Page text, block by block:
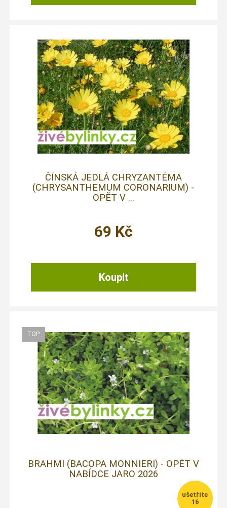
ČÍNSKÁ JEDLÁ CHRYZANTÉMA
(CHRYSANTHEMUM CORONARIUM) -
OPĚT V ...
69 Kč
BRAHMI (BACOPA MONNIERI) - OPĚT V
NABÍDCE JARO 2026
16